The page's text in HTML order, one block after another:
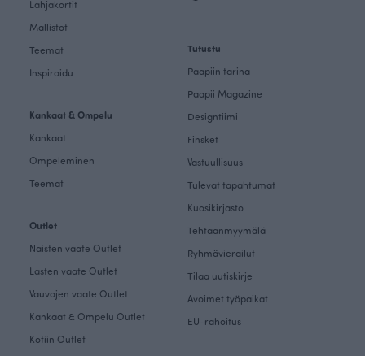
Lahjakortit
Mallistot
Teemat
Inspiroidu
Kankaat & Ompelu
Kankaat
Ompeleminen
Teemat
Outlet
Naisten vaate Outlet
Lasten vaate Outlet
Vauvojen vaate Outlet
Kankaat & Ompelu Outlet
Kotiin Outlet
Tutustu
Paapiin tarina
Paapii Magazine
Designtiimi
Finsket
Vastuullisuus
Tulevat tapahtumat
Kuosikirjasto
Tehtaanmyymälä
Ryhmävierailut
Tilaa uutiskirje
Avoimet työpaikat
EU-rahoitus